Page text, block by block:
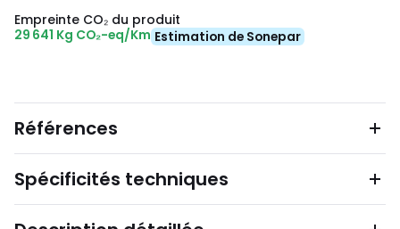
Empreinte CO₂ du produit
29 641 Kg CO₂-eq/Km Estimation de Sonepar
Références
Spécificités techniques